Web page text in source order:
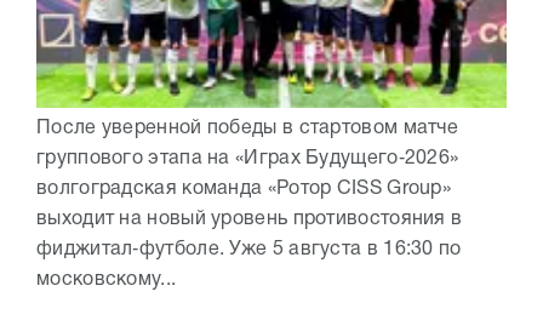
После уверенной победы в стартовом матче
группового этапа на «Играх Будущего‑2026»
волгоградская команда «Ротор CISS Group»
выходит на новый уровень противостояния в
фиджитал‑футболе. Уже 5 августа в 16:30 по
московскому...